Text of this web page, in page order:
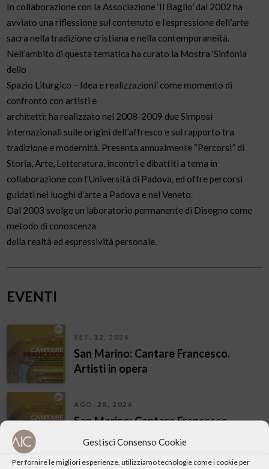
Gestisci Consenso Cookie
Per fornire le migliori esperienze, utilizziamo tecnologie come i cookie per
In collaborazione con la Associazione ‘Il Baglio’ dal 2002 ha
avviato una riflessione sul contenuto e l’espressione dell’arte
sacra nella tradizione cristiana e nella contemporaneità.
Nell’ambito di questa tematica ha curato la Mostra ‘Sinfonia
dello
Spazio Liturgico – Idea e realizzazioni’ come momento di
confronto con artisti e
architetti; ha realizzato nel 2008-2009 due Simposi
internazionali sulle origini dell’affresco e sul rapporto tra
tradizione e modernità. Presenta annualmente “Percorsi” di
Storia, Arte, Letteratura, incontri e dibattiti a tema in
collaborazione con l’Università di Padova, ed offre percorsi
guidati nei luoghi d’arte a Padova e nel Veneto.
Dal 2003 svolge un laboratorio permanente di Disegno come
metodo di conoscenza
della realtà ed espressività personale.
EVENTI
SET. 12, 2026
San Marino: Cantare Francesco.
Artisti in opera
AGO. 28, 2026
San Marino: Cantare Francesco.
Artisti in opera